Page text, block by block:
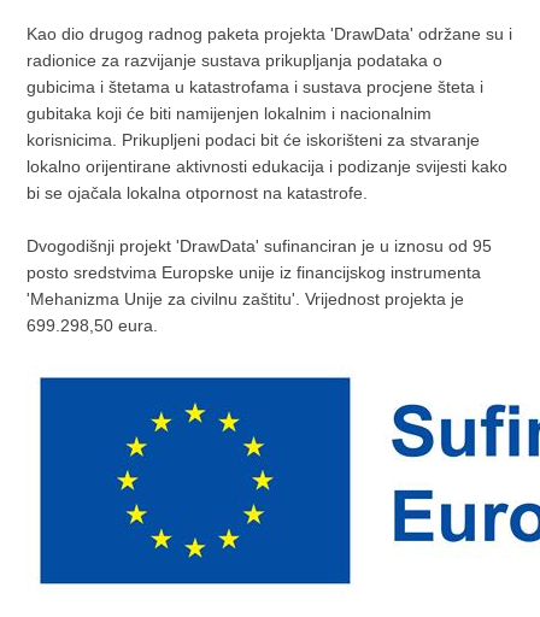
Kao dio drugog radnog paketa projekta 'DrawData' održane su i
radionice za razvijanje sustava prikupljanja podataka o
gubicima i štetama u katastrofama i sustava procjene šteta i
gubitaka koji će biti namijenjen lokalnim i nacionalnim
korisnicima. Prikupljeni podaci bit će iskorišteni za stvaranje
lokalno orijentirane aktivnosti edukacija i podizanje svijesti kako
bi se ojačala lokalna otpornost na katastrofe.
Dvogodišnji projekt 'DrawData' sufinanciran je u iznosu od 95
posto sredstvima Europske unije iz financijskog instrumenta
'Mehanizma Unije za civilnu zaštitu'. Vrijednost projekta je
699.298,50 eura.